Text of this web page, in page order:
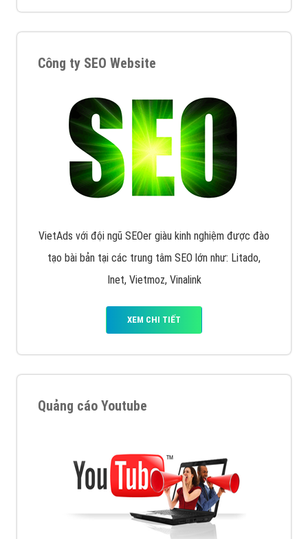
Công ty SEO Website
VietAds với đội ngũ SEOer giàu kinh nghiệm được đào
tạo bài bản tại các trung tâm SEO lớn như: Litado,
Inet, Vietmoz, Vinalink
XEM CHI TIẾT
Quảng cáo Youtube